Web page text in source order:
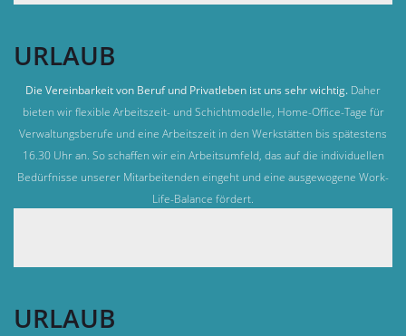
URLAUB
Die Vereinbarkeit von Beruf und Privatleben ist uns sehr wichtig. Daher
bieten wir flexible Arbeitszeit- und Schichtmodelle, Home-Office-Tage für
Verwaltungsberufe und eine Arbeitszeit in den Werkstätten bis spätestens
16.30 Uhr an. So schaffen wir ein Arbeitsumfeld, das auf die individuellen
Bedürfnisse unserer Mitarbeitenden eingeht und eine ausgewogene Work-
Life-Balance fördert.
URLAUB